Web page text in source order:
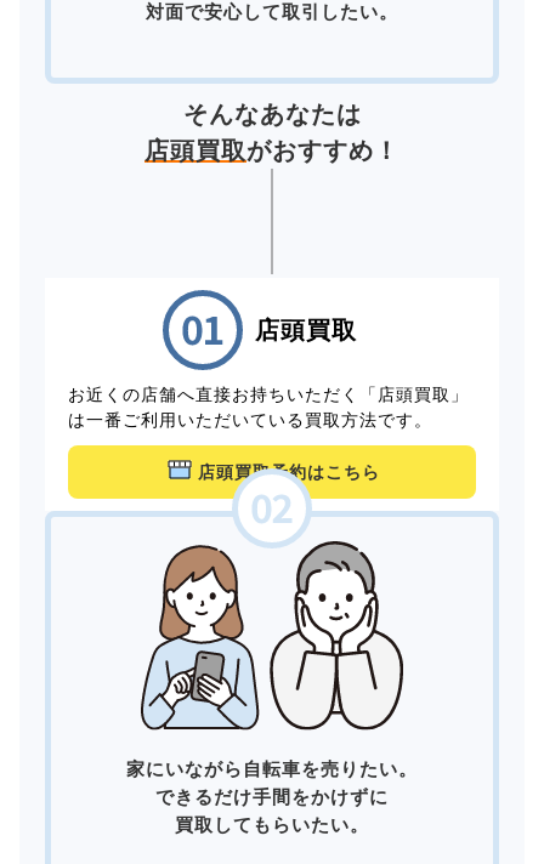
対面で安心して取引したい。
そんなあなたは
店頭買取がおすすめ！
店頭買取
お近くの店舗へ直接お持ちいただく「店頭買取」
は一番ご利用いただいている買取方法です。
店頭買取予約はこちら
家にいながら自転車を売りたい。
できるだけ手間をかけずに
買取してもらいたい。